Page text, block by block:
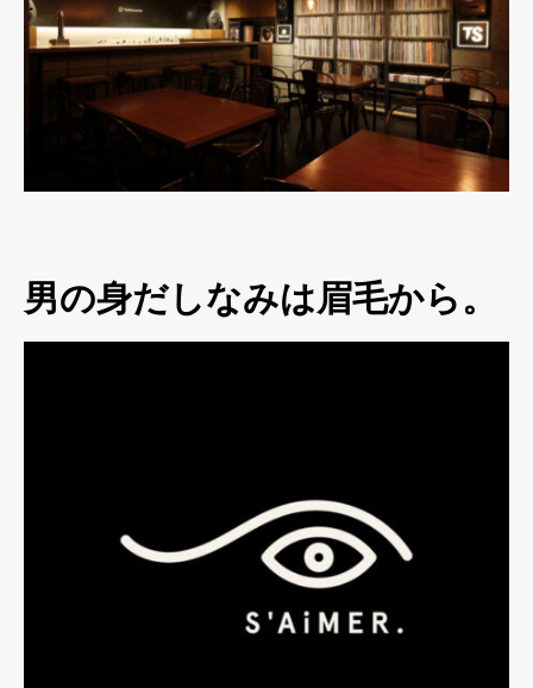
男の身だしなみは眉毛から。